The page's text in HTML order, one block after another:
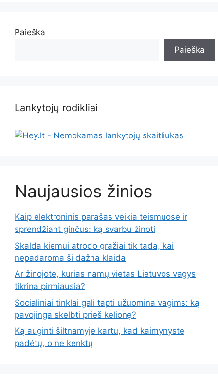
Paieška
Paieška
Lankytojų rodikliai
Naujausios žinios
Kaip elektroninis parašas veikia teismuose ir
sprendžiant ginčus: ką svarbu žinoti
Skalda kiemui atrodo gražiai tik tada, kai
nepadaroma ši dažna klaida
Ar žinojote, kurias namų vietas Lietuvos vagys
tikrina pirmiausia?
Socialiniai tinklai gali tapti užuomina vagims: ką
pavojinga skelbti prieš kelionę?
Ką auginti šiltnamyje kartu, kad kaimynystė
padėtų, o ne kenktų